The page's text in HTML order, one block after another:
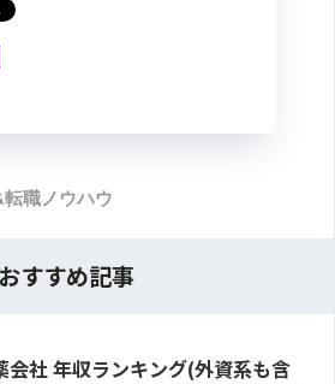
職ノウハウ
おすすめ記事
会社 年収ランキング(外資系も含